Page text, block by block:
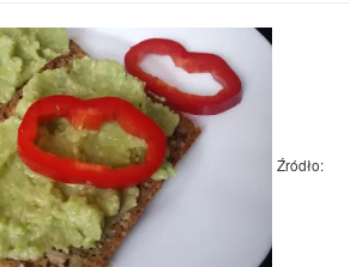
Źródło: